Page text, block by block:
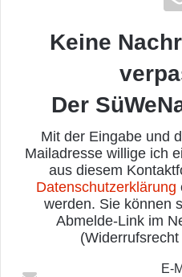
Keine
Der
Mit der Eingabe und
Mailadresse willige ich
aus diesem
Datenschutzerklärung
werden. Sie können
Abmelde-Link im
E-